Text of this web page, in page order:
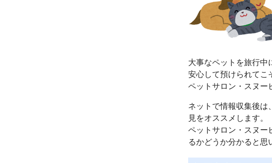
大事なペットを旅行中
安心して預けられてこ
ペットサロン・スヌー
ネットで情報収集後は
見をオススメします。
ペットサロン・スヌー
るかどうか分かると思